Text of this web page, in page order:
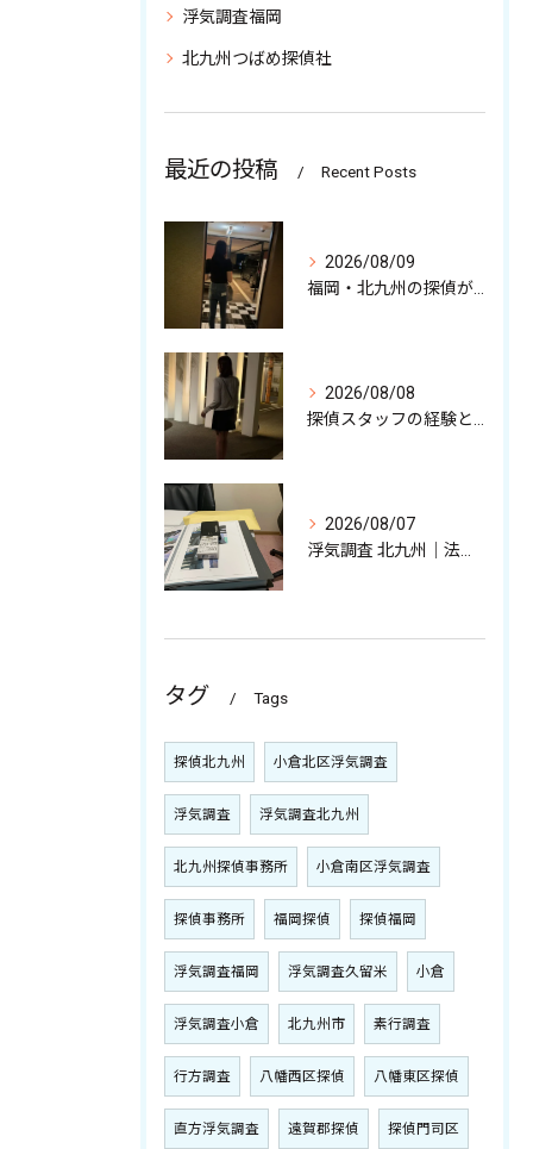
浮気調査福岡
北九州つばめ探偵社
最近の投稿 Recent Posts
2026/08/09
2026/08/08
2026/08/07
タグ Tags
探偵北九州 小倉北区浮気調査
浮気調査 浮気調査北九州
北九州探偵事務所 小倉南区浮気調査
探偵事務所 福岡探偵 探偵福岡
浮気調査福岡 浮気調査久留米 小倉
浮気調査小倉 北九州市 素行調査
行方調査 八幡西区探偵 八幡東区探偵
直方浮気調査 遠賀郡探偵 探偵門司区